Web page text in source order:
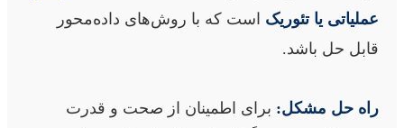
عملیاتی یا تئوریک است که با روش‌های داده‌محور
قابل حل باشد.
راه حل مشکل: برای اطمینان از صحت و قدرت